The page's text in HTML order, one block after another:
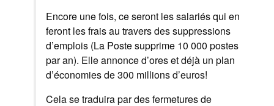
Encore une fois, ce seront les salariés qui en
feront les frais au travers des suppressions
d’emplois (La Poste supprime 10 000 postes
par an). Elle annonce d’ores et déjà un plan
d’économies de 300 millions d’euros!
Cela se traduira par des fermetures de